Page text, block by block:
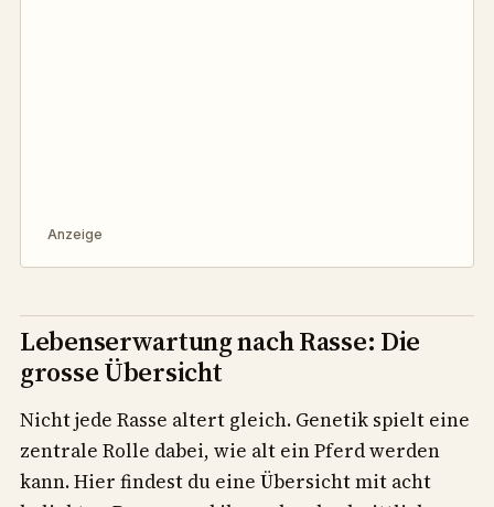
Anzeige
Lebenserwartung nach Rasse: Die
grosse Übersicht
Nicht jede Rasse altert gleich. Genetik spielt eine
zentrale Rolle dabei, wie alt ein Pferd werden
kann. Hier findest du eine Übersicht mit acht